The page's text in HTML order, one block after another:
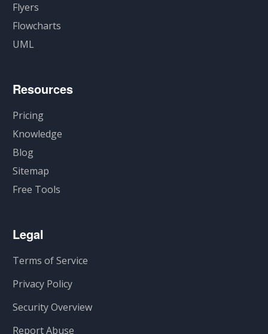
Flyers
Flowcharts
UML
Resources
Pricing
Knowledge
Blog
Sitemap
Free Tools
Legal
Terms of Service
Privacy Policy
Security Overview
Report Abuse